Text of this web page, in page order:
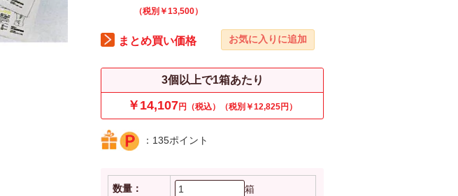
（税別￥13,500）
まとめ買い価格
3個以上で1箱あたり
￥14,107円（税込）（税別￥12,825円）
：135ポイント
数量： 箱